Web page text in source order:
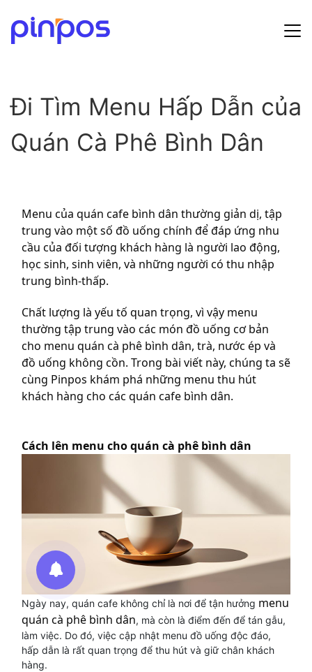
Bảng giá
Đi Tìm Menu Hấp Dẫn của
Quán Cà Phê Bình Dân
Menu của quán cafe bình dân thường giản dị, tập
trung vào một số đồ uống chính để đáp ứng nhu
cầu của đối tượng khách hàng là người lao động,
học sinh, sinh viên, và những người có thu nhập
trung bình-thấp.
Chất lượng là yếu tố quan trọng, vì vậy menu
thường tập trung vào các món đồ uống cơ bản
cho menu quán cà phê bình dân, trà, nước ép và
đồ uống không cồn. Trong bài viết này, chúng ta sẽ
cùng Pinpos khám phá những menu thu hút
khách hàng cho các quán cafe bình dân.
Cách lên menu cho quán cà phê bình dân
Ngày nay, quán cafe không chỉ là nơi để tận hưởng menu
quán cà phê bình dân, mà còn là điểm đến để tán gẫu,
làm việc. Do đó, việc cập nhật menu đồ uống độc đáo,
hấp dẫn là rất quan trọng để thu hút và giữ chân khách
hàng.